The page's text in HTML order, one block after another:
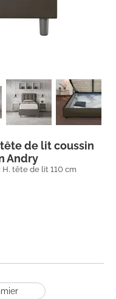
de lit coussin
Andry
H. tête de lit 110 cm